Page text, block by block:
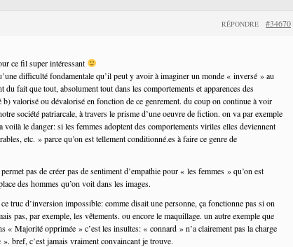
#34670
RÉPONDRE
ce fil super intéressant
difficulté fondamentale qu’il peut y avoir à imaginer un monde « inversé » au
du fait que tout, absolument tout dans les comportements et apparences des
b) valorisé ou dévalorisé en fonction de ce genrement. du coup on continue à voir
société patriarcale, à travers le prisme d’une oeuvre de fiction. on va par exemple
voilà le danger: si les femmes adoptent des comportements viriles elles deviennent
etc. » parce qu’on est tellement conditionné.es à faire ce genre de
pas de créer pas de sentiment d’empathie pour « les femmes » qu’on est
des hommes qu’on voit dans les images.
truc d’inversion impossible: comme disait une personne, ça fonctionne pas si on
pas, par exemple, les vêtements. ou encore le maquillage. un autre exemple que
« Majorité opprimée » c’est les insultes: « connard » n’a clairement pas la charge
». bref, c’est jamais vraiment convaincant je trouve.